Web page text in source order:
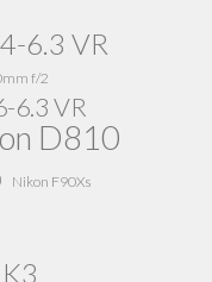
6.3 VR
f/2
6.3 VR
D810
Nikon F90Xs